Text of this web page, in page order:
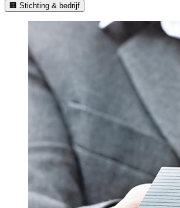
🏢 Stichting & bedrijf